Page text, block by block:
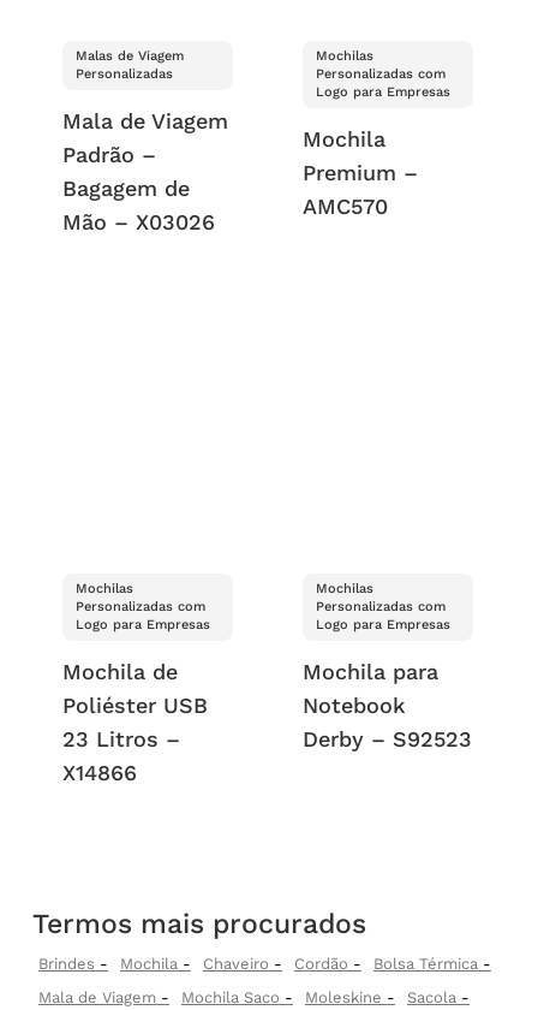
Malas de Viagem
Personalizadas
Mala de Viagem
Padrão –
Bagagem de
Mão – X03026
Mochilas
Personalizadas com
Logo para Empresas
Mochila
Premium –
AMC570
Mochilas
Personalizadas com
Logo para Empresas
Mochila de
Poliéster USB
23 Litros –
X14866
Mochilas
Personalizadas com
Logo para Empresas
Mochila para
Notebook
Derby – S92523
Termos mais procurados
Brindes Mochila Chaveiro Cordão
Bolsa Térmica
Mala de Viagem
Mochila Saco Moleskine
Sacola